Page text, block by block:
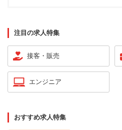
注目の求人特集
接客・販売
エンジニア
おすすめ求人特集